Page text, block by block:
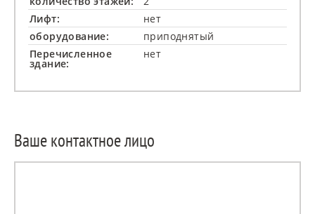
Лифт:
нет
оборудование:
приподнятый
Перечисленное
здание:
нет
Ваше контактное лицо